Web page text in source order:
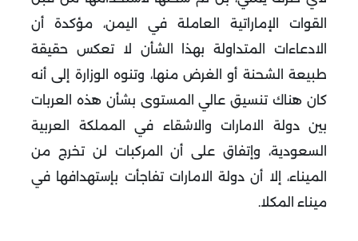
القوات الإماراتية العاملة في اليمن، مؤكدة أن
الادعاءات المتداولة بهذا الشأن لا تعكس حقيقة
طبيعة الشحنة أو الغرض منها، وتنوه الوزارة إلى أنه
كان هناك تنسيق عالي المستوى بشأن هذه العربات
بين دولة الامارات والاشقاء في المملكة العربية
السعودية، وإتفاق على أن المركبات لن تخرج من
الميناء، إلا أن دولة الامارات تفاجأت بإستهدافها في
ميناء المكلا.